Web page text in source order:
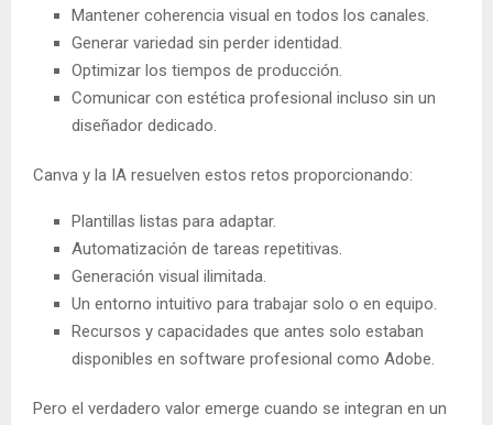
Mantener coherencia visual en todos los canales.
Generar variedad sin perder identidad.
Optimizar los tiempos de producción.
Comunicar con estética profesional incluso sin un
diseñador dedicado.
Canva y la IA resuelven estos retos proporcionando:
Plantillas listas para adaptar.
Automatización de tareas repetitivas.
Generación visual ilimitada.
Un entorno intuitivo para trabajar solo o en equipo.
Recursos y capacidades que antes solo estaban
disponibles en software profesional como Adobe.
Pero el verdadero valor emerge cuando se integran en un